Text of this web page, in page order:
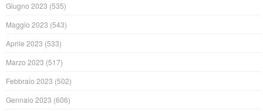
Giugno 2023 (535)
Maggio 2023 (543)
Aprile 2023 (533)
Marzo 2023 (517)
Febbraio 2023 (502)
Gennaio 2023 (606)